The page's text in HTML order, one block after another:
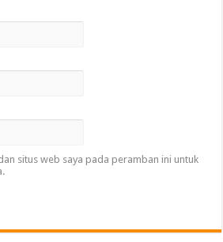
situs web saya pada peramban ini untuk